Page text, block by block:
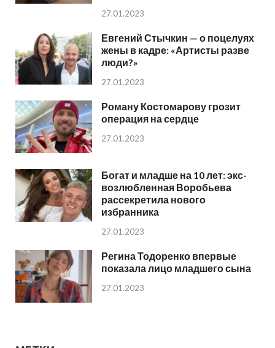
27.01.2023
Евгений Стычкин — о поцелуях
жены в кадре: «Артисты разве
люди?»
27.01.2023
Роману Костомарову грозит
операция на сердце
27.01.2023
Богат и младше на 10 лет: экс-
возлюбленная Воробьева
рассекретила нового
избранника
27.01.2023
Регина Тодоренко впервые
показала лицо младшего сына
27.01.2023